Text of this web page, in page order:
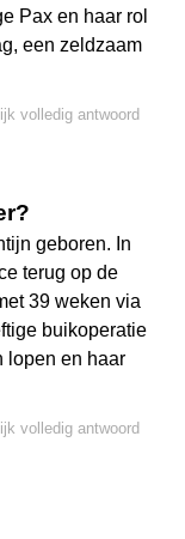
Pax en haar rol
een zeldzaam
volledig antwoord
geboren. In
terug op de
39 weken via
buikoperatie
lopen en haar
volledig antwoord